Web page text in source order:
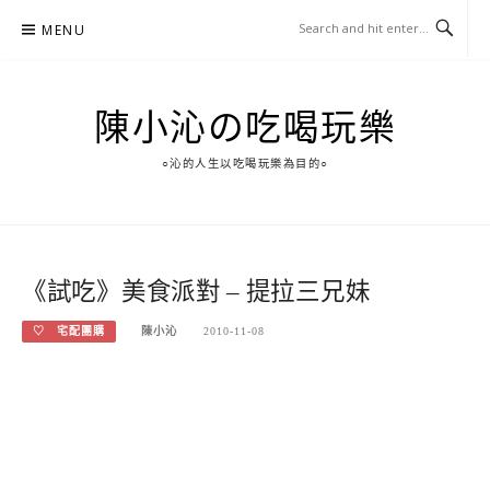
MENU
陳小沁の吃喝玩樂
○沁的人生以吃喝玩樂為目的○
《試吃》美食派對 – 提拉三兄妹
♡ 宅配團購 陳小沁 2010-11-08